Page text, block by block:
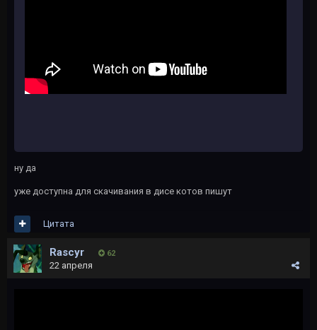
ну да
уже доступна для скачивания в дисе котов пишут
Цитата
Rascyr 62
22 апреля